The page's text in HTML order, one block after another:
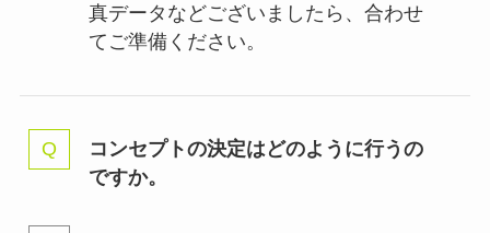
真データなどございましたら、合わせ
てご準備ください。
コンセプトの決定はどのように行うの
ですか。